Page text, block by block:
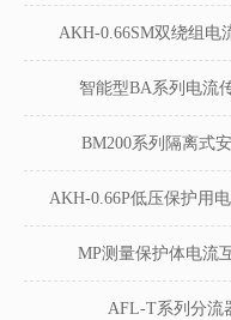
AKH-0.66SM双绕组电
智能型BA系列电流
BM200系列隔离式
AKH-0.66P低压保护用
MP测量保护体电流
AFL-T系列分流